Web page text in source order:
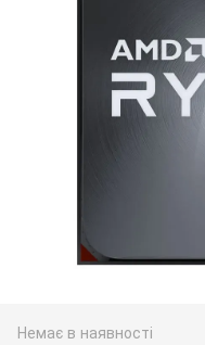
Немає в наявності